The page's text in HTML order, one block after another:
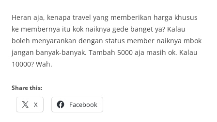
Heran aja, kenapa travel yang memberikan harga khusus
ke membernya itu kok naiknya gede banget ya? Kalau
boleh menyarankan dengan status member naiknya mbok
jangan banyak-banyak. Tambah 5000 aja masih ok. Kalau
10000? Wah.
Share this:
X Facebook